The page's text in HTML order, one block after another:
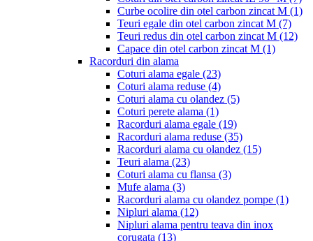
Curbe ocolire din otel carbon zincat M (1)
Teuri egale din otel carbon zincat M (7)
Teuri redus din otel carbon zincat M (12)
Capace din otel carbon zincat M (1)
Racorduri din alama
Coturi alama egale (23)
Coturi alama reduse (4)
Coturi alama cu olandez (5)
Coturi perete alama (1)
Racorduri alama egale (19)
Racorduri alama reduse (35)
Racorduri alama cu olandez (15)
Teuri alama (23)
Coturi alama cu flansa (3)
Mufe alama (3)
Racorduri alama cu olandez pompe (1)
Nipluri alama (12)
Nipluri alama pentru teava din inox
corugata (13)